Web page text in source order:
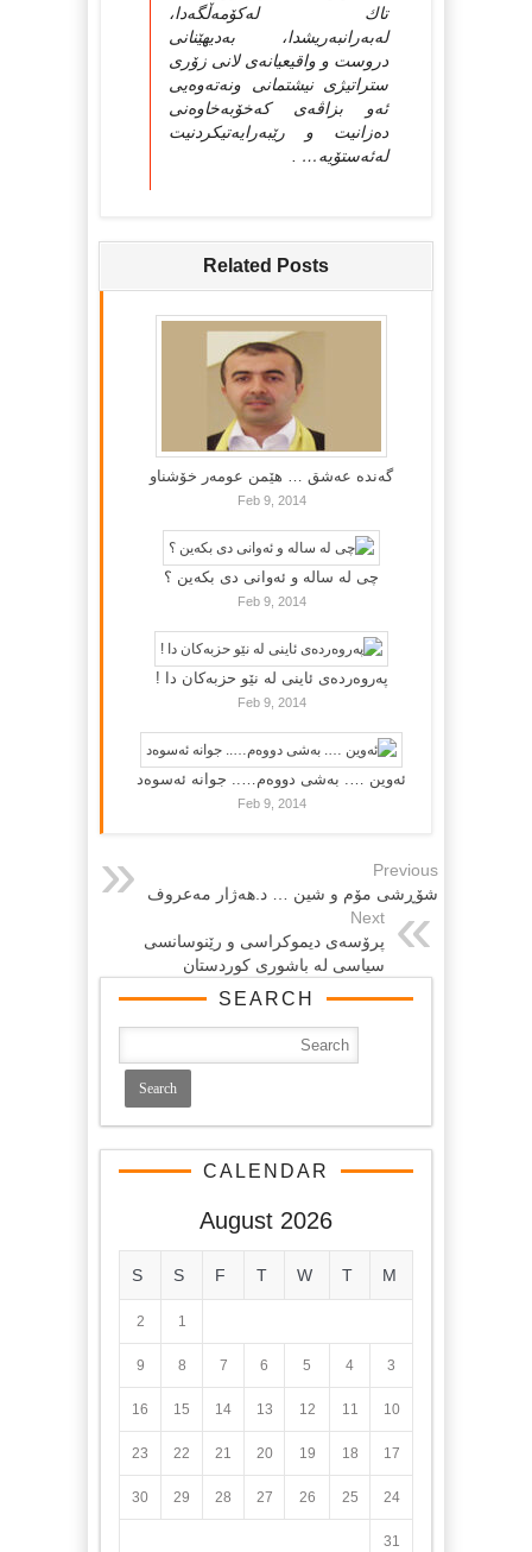
تاك له‌كۆمه‌ڵگه‌دا،
له‌به‌رانبه‌ریشدا، به‌دیهێنانی
دروست و واقیعیانه‌ی لانی زۆری
ستراتیژی نیشتمانی ونه‌ته‌وه‌یی
ئه‌و بزاڤه‌ی كه‌خۆبه‌خاوه‌نی
ده‌زانیت و رێبه‌رایه‌تیكردنیت
له‌ئه‌ستۆیه‌… .
Related Posts
گه‌نده‌ عه‌شق … هێمن عومه‌ر خۆشناو
Feb 9, 2014
چی لە سالە و ئەوانی دی بكەین ؟
Feb 9, 2014
پەروەردەی ئاینی لە نێو حزبەکان دا !
Feb 9, 2014
ئەوین …. بەشی دووەم….. جوانە ئەسوەد
Feb 9, 2014
Previous
شۆڕشی مۆ‌م و شین … د.هه‌ژار مه‌عروف
Next
پرۆسه‌ی دیموكراسی و رێنوسانسی
سیاسی له‌ باشوری كوردستان
SEARCH
CALENDAR
August 2026
M
T
W
T
F
S
S
1
2
3
4
5
6
7
8
9
10
11
12
13
14
15
16
17
18
19
20
21
22
23
24
25
26
27
28
29
30
31